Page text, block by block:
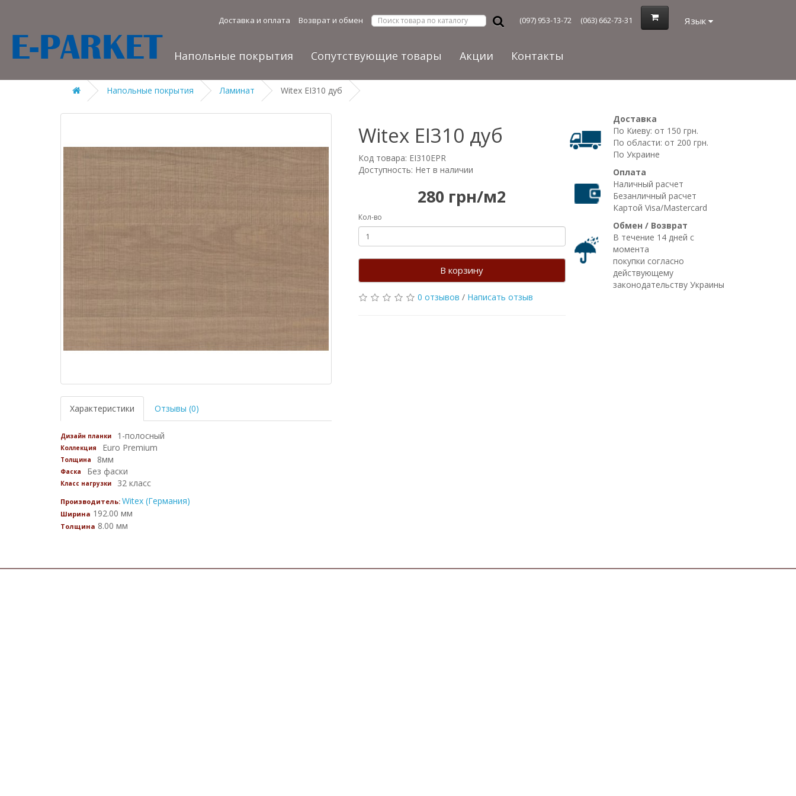
Доставка и оплата Возврат и обмен (097) 953-13-72 (063) 662-73-31 Язык
Напольные покрытия Сопутствующие товары Акции Контакты
Напольные покрытия Ламинат Witex EI310 дуб
Характеристики Отзывы (0)
Дизайн планки 1-полосный
Коллекция Euro Premium
Толщина 8мм
Фаска Без фаски
Класс нагрузки 32 класс
Производитель: Witex (Германия)
Ширина 192.00 мм
Толщина 8.00 мм
Witex EI310 дуб
Код товара: EI310EPR
Доступность: Нет в наличии
280 грн/м2
Кол-во
В корзину
0 отзывов / Написать отзыв
Доставка
По Киеву: от 150 грн.
По области: от 200 грн.
По Украине
Оплата
Наличный расчет
Безанличный расчет
Картой Visa/Mastercard
Обмен / Возврат
В течение 14 дней с
момента
покупки согласно
действующему
законодательству Украины